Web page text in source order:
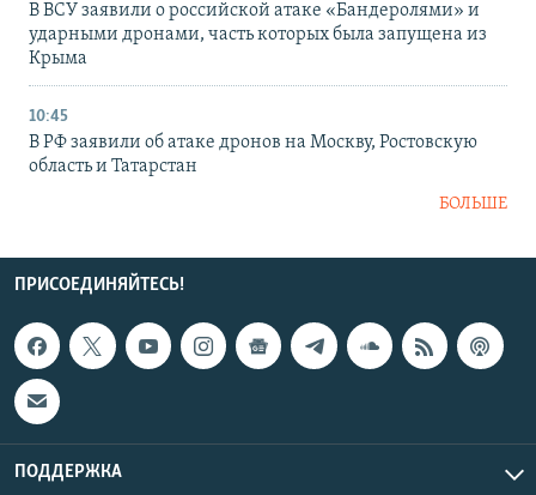
В ВСУ заявили о российской атаке «Бандеролями» и
ударными дронами, часть которых была запущена из
Крыма
10:45
В РФ заявили об атаке дронов на Москву, Ростовскую
область и Татарстан
БОЛЬШЕ
ПРИСОЕДИНЯЙТЕСЬ!
ПОДДЕРЖКА